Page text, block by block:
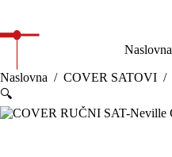
Naslovna
Naslovna / COVER SATOVI /
🔍